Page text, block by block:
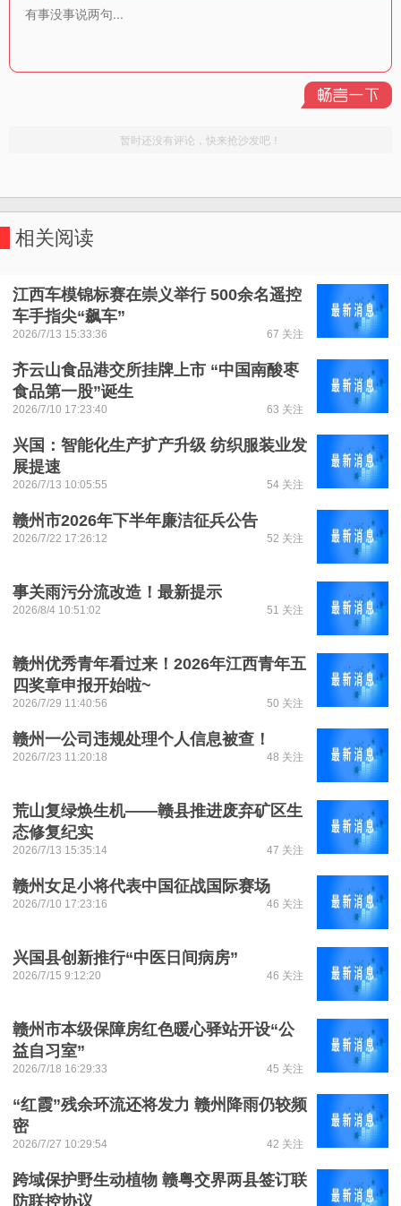
相关阅读
江西车模锦标赛在崇义举行 500余名遥控
车手指尖“飙车”
2026/7/13 15:33:36 67 关注
齐云山食品港交所挂牌上市 “中国南酸枣
食品第一股”诞生
2026/7/10 17:23:40 63 关注
兴国：智能化生产扩产升级 纺织服装业发
展提速
2026/7/13 10:05:55 54 关注
赣州市2026年下半年廉洁征兵公告
2026/7/22 17:26:12 52 关注
事关雨污分流改造！最新提示
2026/8/4 10:51:02 51 关注
赣州优秀青年看过来！2026年江西青年五
四奖章申报开始啦~
2026/7/29 11:40:56 50 关注
赣州一公司违规处理个人信息被查！
2026/7/23 11:20:18 48 关注
荒山复绿焕生机——赣县推进废弃矿区生
态修复纪实
2026/7/13 15:35:14 47 关注
赣州女足小将代表中国征战国际赛场
2026/7/10 17:23:16 46 关注
兴国县创新推行“中医日间病房”
2026/7/15 9:12:20 46 关注
赣州市本级保障房红色暖心驿站开设“公
益自习室”
2026/7/18 16:29:33 45 关注
“红霞”残余环流还将发力 赣州降雨仍较频
密
2026/7/27 10:29:54 42 关注
跨域保护野生动植物 赣粤交界两县签订联
防联控协议